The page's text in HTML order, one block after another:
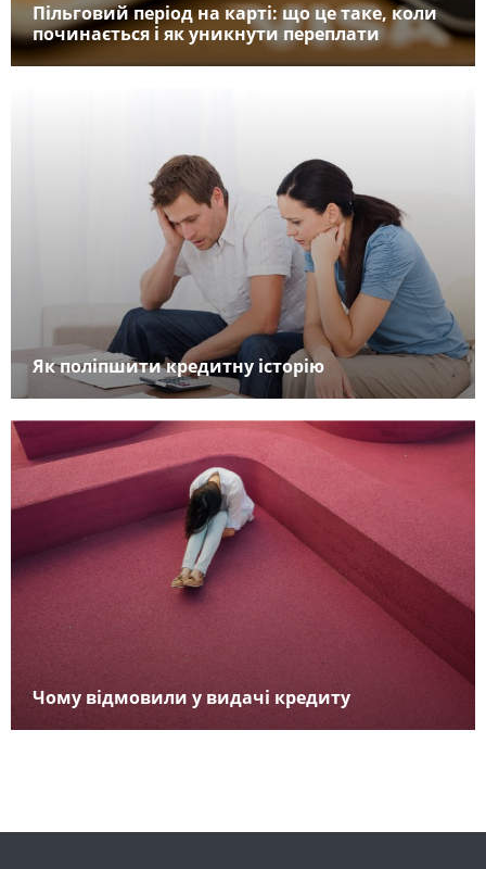
Пільговий період на карті: що це таке, коли
починається і як уникнути переплати
Як поліпшити кредитну історію
Чому відмовили у видачі кредиту